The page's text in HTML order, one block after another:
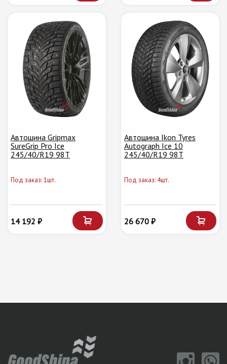
Автошина Gripmax
SureGrip Pro Ice
245/40/R19 98T
Под заказ: 1шт.
14 192 ₽
Автошина Ikon Tyres
Autograph Ice 10
245/40/R19 98T
Под заказ: 4шт.
26 670 ₽